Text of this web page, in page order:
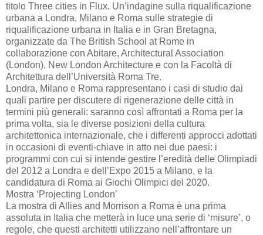
titolo Three cities in Flux. Un’indagine sulla riqualificazione
urbana a Londra, Milano e Roma sulle strategie di
riqualificazione urbana in Italia e in Gran Bretagna,
organizzate da The British School at Rome in
collaborazione con Abitare, Architectural Association
(London), New London Architecture e con la Facoltà di
Architettura dell’Università Roma Tre.
Londra, Milano e Roma rappresentano i casi di studio dai
quali partire per discutere di rigenerazione delle città in
termini più generali: saranno così affrontati a Roma per la
prima volta, sia le diverse posizioni della cultura
architettonica internazionale, che i differenti approcci adottati
in occasioni di eventi-chiave in atto nei due paesi: i
programmi con cui si intende gestire l’eredità delle Olimpiadi
del 2012 a Londra e dell’Expo 2015 a Milano, e la
candidatura di Roma ai Giochi Olimpici del 2020.
Mostra ‘Projecting London’
La mostra di Allies and Morrison a Roma è una prima
assoluta in Italia che metterà in luce una serie di ‘misure’, o
regole, che questi architetti utilizzano nell’affrontare un